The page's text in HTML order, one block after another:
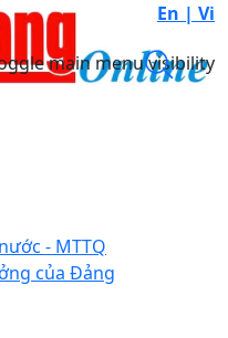
En | Vi
main menu visibility
- MTTQ
của Đảng